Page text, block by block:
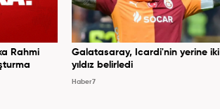
Rahmi
Galatasaray, Icardi'nin yerine iki
yıldız belirledi
Haber7